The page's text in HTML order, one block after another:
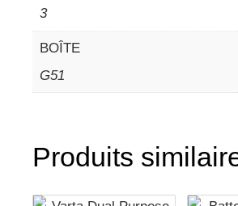
3
BOÎTE
G51
Produits